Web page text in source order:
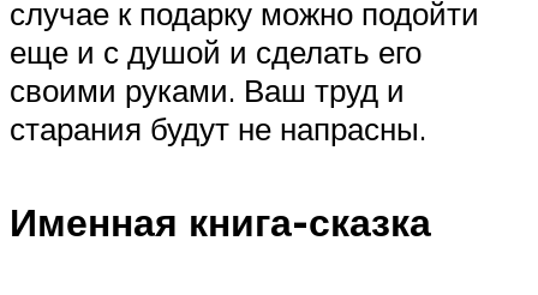
случае к подарку можно подойти
еще и с душой и сделать его
своими руками. Ваш труд и
старания будут не напрасны.
Именная книга-сказка